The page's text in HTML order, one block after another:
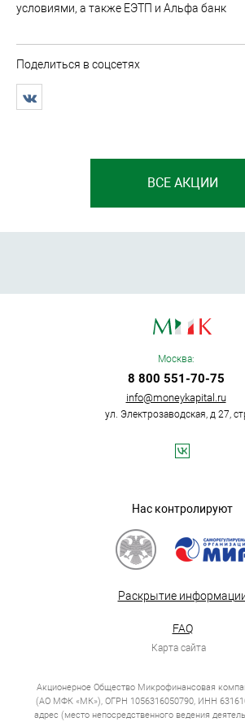
условиями, а также ЕЭТП и Альфа банк
Поделиться в соцсетях
ВСЕ АКЦИИ
Москва:
8 800 551-70-75
info@moneykapital.ru
ул. Электрозаводская, д 27,
Нас контролируют
Раскрытие
FAQ
Карта сайта
Акционерное Общество Микрофинансовая
(АО МФК «МК»), ОГРН 1056316050790, ИНН
адрес (место непосредственного ведения